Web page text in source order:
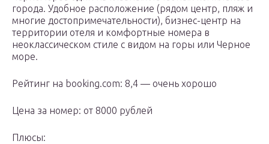
города. Удобное расположение (рядом центр, пляж и
многие достопримечательности), бизнес-центр на
территории отеля и комфортные номера в
неоклассическом стиле с видом на горы или Черное
море.
Рейтинг на booking.com: 8,4 — очень хорошо
Цена за номер: от 8000 рублей
Плюсы: